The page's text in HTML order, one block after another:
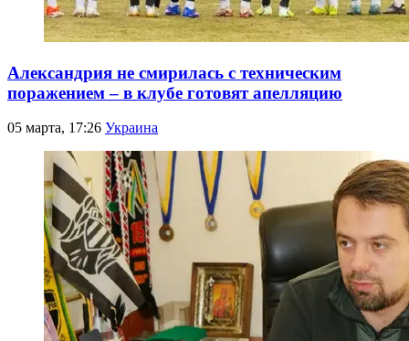
Александрия не смирилась с техническим
поражением – в клубе готовят апелляцию
05 марта, 17:26 Украина